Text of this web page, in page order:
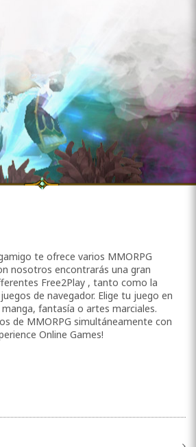
te ofrece varios MMORPG
nosotros encontrarás una gran
Free2Play , tanto como la
de navegador. Elige tu juego en
fantasía o artes marciales.
de MMORPG simultáneamente con
Online Games!